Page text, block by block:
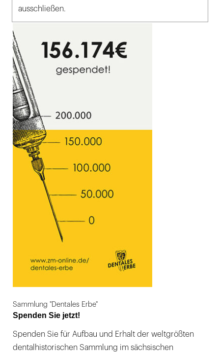
ausschließen.
Sammlung "Dentales Erbe"
Spenden Sie jetzt!
Spenden Sie für Aufbau und Erhalt der weltgrößten
dentalhistorischen Sammlung im sächsischen